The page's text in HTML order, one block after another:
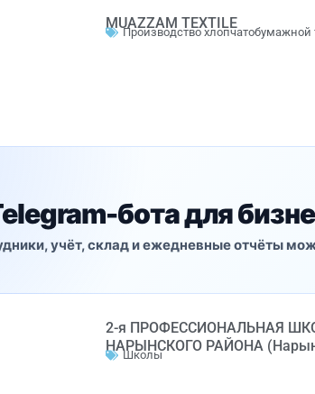
MUAZZAM TEXTILE
Производство хлопчатобумажной
бота для
учёт, склад и ежедневные отчёты
2-я ПРОФЕССИОНАЛЬНАЯ
НАРЫНСКОГО РАЙОНА
Школы